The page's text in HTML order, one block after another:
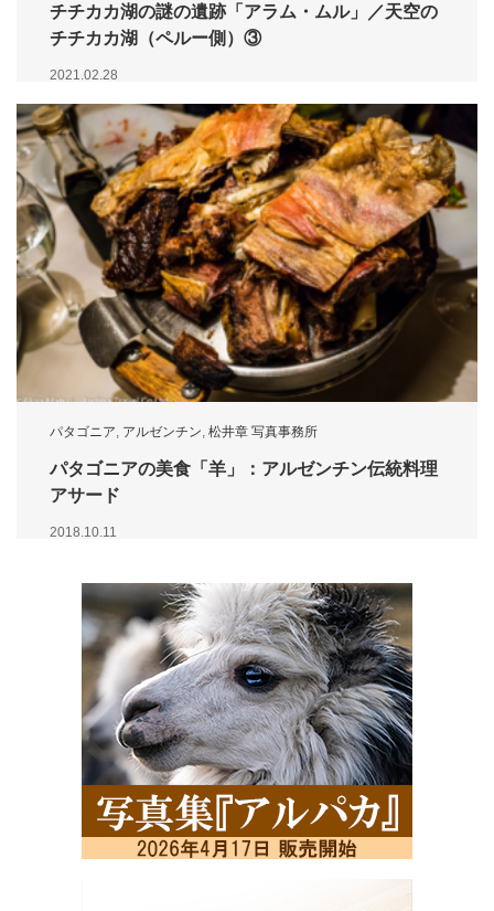
チチカカ湖の謎の遺跡「アラム・ムル」／天空の
チチカカ湖（ペルー側）③
2021.02.28
パタゴニア アルゼンチン 松井章 写真事務所
パタゴニアの美食「羊」：アルゼンチン伝統料理
アサード
2018.10.11